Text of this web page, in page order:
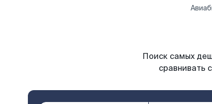
Поиск самых
сравнивать